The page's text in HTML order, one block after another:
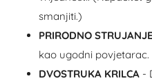
smanjiti.)
PRIRODNO STRUJANJE
kao ugodni povjetarac.
DVOSTRUKA KRILCA -